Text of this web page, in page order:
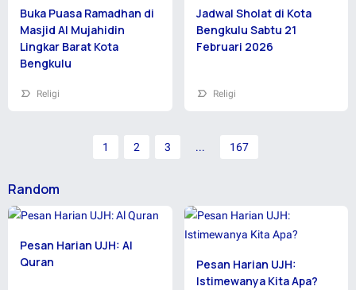
Buka Puasa Ramadhan di
Masjid Al Mujahidin
Lingkar Barat Kota
Bengkulu
Religi
Jadwal Sholat di Kota
Bengkulu Sabtu 21
Februari 2026
Religi
1 2 3 ... 167
Random
Pesan Harian UJH: Al
Quran
Pesan Harian UJH:
Istimewanya Kita Apa?